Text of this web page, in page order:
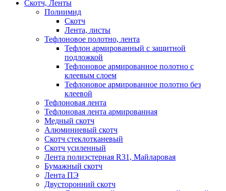
Скотч, Ленты
Полиимид
Скотч
Лента, листы
Тефлоновое полотно, лента
Тефлон армированный с защитной
подложкой
Тефлоновое армированное полотно с
клеевым слоем
Тефлоновое армированное полотно без
клеевой
Тефлоновая лента
Тефлоновая лента армированная
Медный скотч
Алюминиевый скотч
Скотч стеклотканевый
Скотч усиленный
Лента полиэстерная R31, Майларовая
Бумажный скотч
Лента ПЭ
Двусторонний скотч